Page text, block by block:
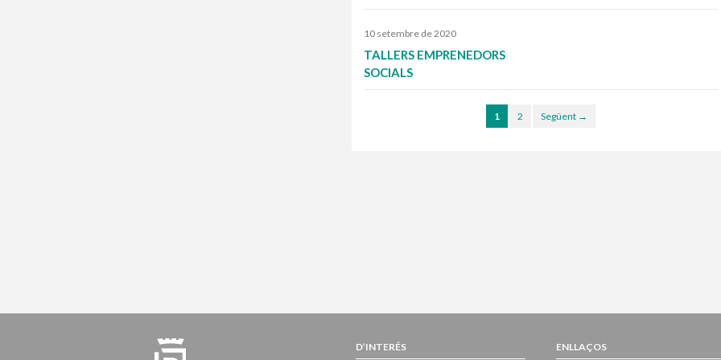
10 setembre de 2020
TALLERS EMPRENEDORS
SOCIALS
1 2 Següent →
D’INTERÉS ENLLAÇOS